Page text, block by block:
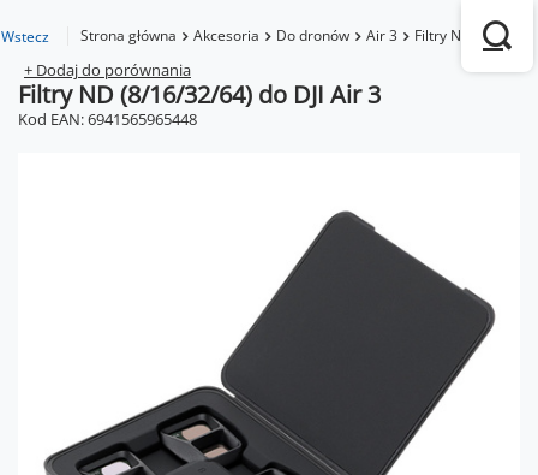
Wstecz Strona główna Akcesoria Do dronów Air 3 Filtry ND (8/16/
+ Dodaj do porównania
Filtry ND (8/16/32/64) do DJI Air 3
Kod EAN: 6941565965448